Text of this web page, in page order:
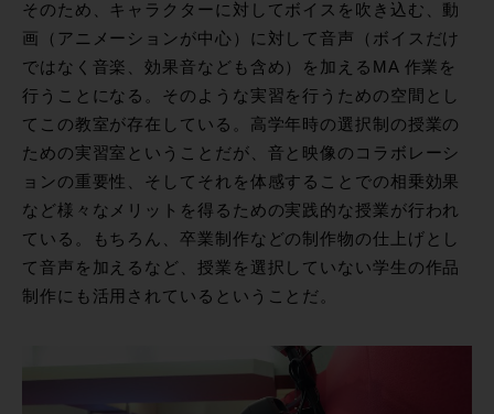
そのため、キャラクターに対してボイスを吹き込む、動
画（アニメーションが中心）に対して音声（ボイスだけ
ではなく音楽、効果音なども含め）を加えるMA 作業を
行うことになる。そのような実習を行うための空間とし
てこの教室が存在している。高学年時の選択制の授業の
ための実習室ということだが、音と映像のコラボレーシ
ョンの重要性、そしてそれを体感することでの相乗効果
など様々なメリットを得るための実践的な授業が行われ
ている。もちろん、卒業制作などの制作物の仕上げとし
て音声を加えるなど、授業を選択していない学生の作品
制作にも活用されているということだ。